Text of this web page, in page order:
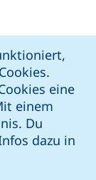
eine
einem
Du
dazu in
neues
öffnetLink,
(externer